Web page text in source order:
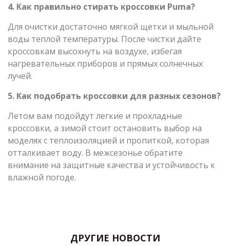
4. Как правильно стирать кроссовки Puma?
Для очистки достаточно мягкой щетки и мыльной
воды теплой температуры. После чистки дайте
кроссовкам высохнуть на воздухе, избегая
нагревательных приборов и прямых солнечных
лучей.
5. Как подобрать кроссовки для разных сезонов?
Летом вам подойдут легкие и прохладные
кроссовки, а зимой стоит остановить выбор на
моделях с теплоизоляцией и пропиткой, которая
отталкивает воду. В межсезонье обратите
внимание на защитные качества и устойчивость к
влажной погоде.
ДРУГИЕ НОВОСТИ